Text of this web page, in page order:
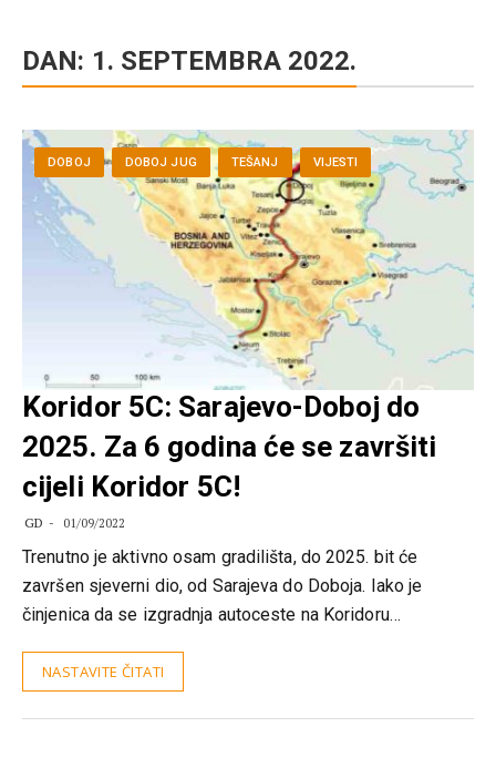
DAN: 1. SEPTEMBRA 2022.
DOBOJ DOBOJ JUG TEŠANJ VIJESTI
Koridor 5C: Sarajevo-Doboj do
2025. Za 6 godina će se završiti
cijeli Koridor 5C!
GD 01/09/2022
Trenutno je aktivno osam gradilišta, do 2025. bit će
završen sjeverni dio, od Sarajeva do Doboja. Iako je
činjenica da se izgradnja autoceste na Koridoru…
NASTAVITE ČITATI